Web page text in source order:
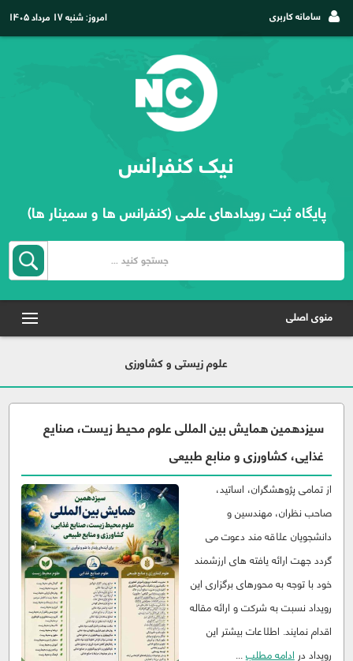
سامانه کاربری امروز:شنبه ۱۷ مرداد ۱۴۰۵
نیک کنفرانس
پایگاه ثبت رویدادهای علمی (کنفرانس ها و سمینار ها)
منوی اصلی
علوم زیستی و کشاورزی
سیزدهمین همایش بین المللی علوم محيط زيست، صنایع
غذایی، کشاورزی و منابع طبيعی
از تمامی پژوهشگران، اساتید،
صاحب نظران، مهندسین و
دانشجویان علاقه مند دعوت می
گردد جهت ارائه یافته های ارزشمند
خود با توجه به محورهای برگزاری این
رویداد نسبت به شرکت و ارائه مقاله
اقدام نمایند. اطلاعات بیشتر این
رویداد در ادامه مطلب...